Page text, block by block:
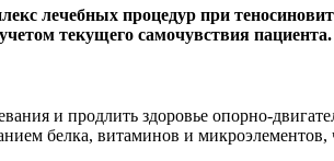
лечебных процедур при
текущего самочувствия пациента.
и продлить здоровье опорно-
белка, витаминов и